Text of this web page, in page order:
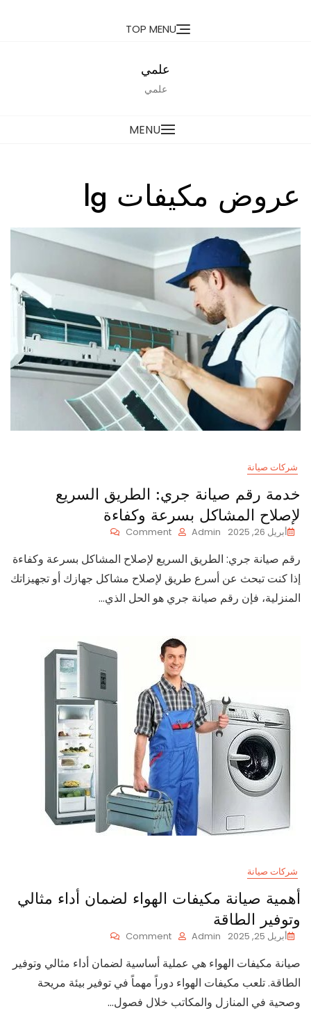
TOP MENU
علمي
علمي
MENU
عروض مكيفات lg
شركات صيانة
خدمة رقم صيانة جري: الطريق السريع
لإصلاح المشاكل بسرعة وكفاءة
أبريل 26, 2025 Admin
Comment
On
رقم
صيانة
جري:
الطريق
المشاكل
بسرعة
وكفاءة
رقم صيانة جري: الطريق السريع لإصلاح المشاكل بسرعة وكفاءة
إذا كنت تبحث عن أسرع طريق لإصلاح مشاكل جهازك أو تجهيزاتك
المنزلية، فإن رقم صيانة جري هو الحل الذي…
شركات صيانة
أهمية صيانة مكيفات الهواء لضمان أداء مثالي
وتوفير الطاقة
أبريل 25, 2025 Admin
Comment
On
صيانة
مكيفات
الهواء
لضمان
صيانة مكيفات الهواء هي عملية أساسية لضمان أداء مثالي وتوفير
الطاقة. تلعب مكيفات الهواء دوراً مهماً في توفير بيئة مريحة
وصحية في المنازل والمكاتب خلال فصول…